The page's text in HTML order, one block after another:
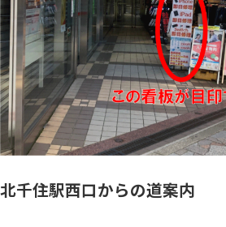
北千住駅西口からの道案内